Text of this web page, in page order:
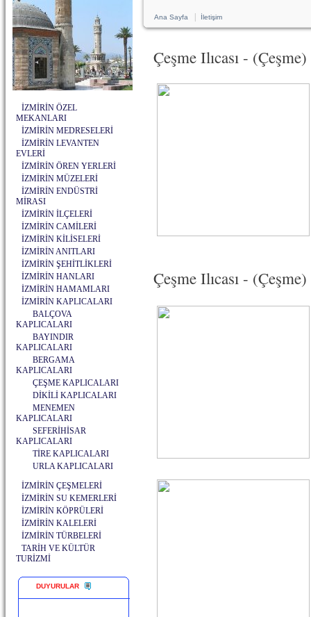
İZMİRİN ÖZEL
MEKANLARI
İZMİRİN MEDRESELERİ
İZMİRİN LEVANTEN
EVLERİ
İZMİRİN ÖREN YERLERİ
İZMİRİN MÜZELERİ
İZMİRİN ENDÜSTRİ
MİRASI
İZMİRİN İLÇELERİ
İZMİRİN CAMİLERİ
İZMİRİN KİLİSELERİ
İZMİRİN ANITLARI
İZMİRİN ŞEHİTLİKLERİ
İZMİRİN HANLARI
İZMİRİN HAMAMLARI
İZMİRİN KAPLICALARI
BALÇOVA
KAPLICALARI
BAYINDIR
KAPLICALARI
BERGAMA
KAPLICALARI
ÇEŞME KAPLICALARI
DİKİLİ KAPLICALARI
MENEMEN
KAPLICALARI
SEFERİHİSAR
KAPLICALARI
TİRE KAPLICALARI
URLA KAPLICALARI
İZMİRİN ÇEŞMELERİ
İZMİRİN SU KEMERLERİ
İZMİRİN KÖPRÜLERİ
İZMİRİN KALELERİ
İZMİRİN TÜRBELERİ
TARİH VE KÜLTÜR
TURİZMİ
DUYURULAR
Ana Sayfa İletişim
Çeşme Ilıcası - (Çeşme)
Çeşme Ilıcası -